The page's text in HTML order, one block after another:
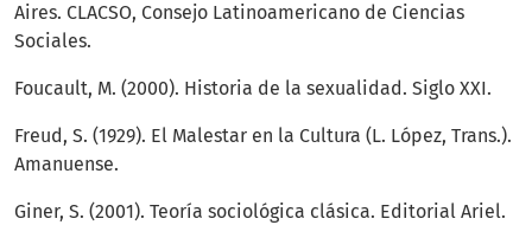
Aires. CLACSO, Consejo Latinoamericano de Ciencias
Sociales.
Foucault, M. (2000). Historia de la sexualidad. Siglo XXI.
Freud, S. (1929). El Malestar en la Cultura (L. López, Trans.).
Amanuense.
Giner, S. (2001). Teoría sociológica clásica. Editorial Ariel.